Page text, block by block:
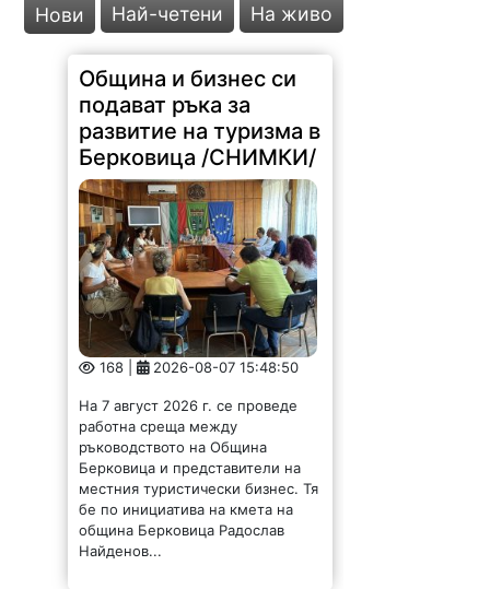
Нови Най-четени На живо
Община и бизнес си
подават ръка за
развитие на туризма в
Берковица /СНИМКИ/
168 | 2026-08-07 15:48:50
На 7 август 2026 г. се проведе
работна среща между
ръководството на Община
Берковица и представители на
местния туристически бизнес. Тя
бе по инициатива на кмета на
община Берковица Радослав
Найденов...